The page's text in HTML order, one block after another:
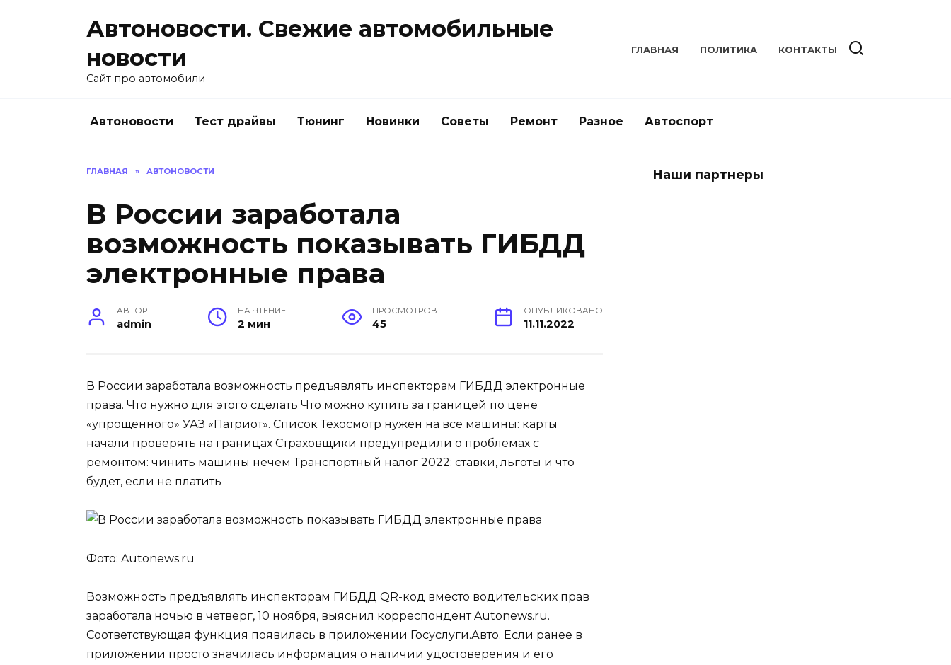
Автоновости. Свежие автомобильные
новости
Сайт про автомобили
ГЛАВНАЯ ПОЛИТИКА КОНТАКТЫ
Автоновости Тест драйвы Тюнинг Новинки Советы Ремонт Разное Автоспорт
ГЛАВНАЯ » АВТОНОВОСТИ
В России заработала
возможность показывать ГИБДД
электронные права
АВТОР
admin
НА ЧТЕНИЕ
2 мин
ПРОСМОТРОВ
45
ОПУБЛИКОВАНО
11.11.2022
В России заработала возможность предъявлять инспекторам ГИБДД электронные
права. Что нужно для этого сделать Что можно купить за границей по цене
«упрощенного» УАЗ «Патриот». Список Техосмотр нужен на все машины: карты
начали проверять на границах Страховщики предупредили о проблемах с
ремонтом: чинить машины нечем Транспортный налог 2022: ставки, льготы и что
будет, если не платить
Фото: Autonews.ru
Возможность предъявлять инспекторам ГИБДД QR-код вместо водительских прав
заработала ночью в четверг, 10 ноября, выяснил корреспондент Autonews.ru.
Соответствующая функция появилась в приложении Госуслуги.Авто. Если ранее в
приложении просто значилась информация о наличии удостоверения и его
Наши партнеры